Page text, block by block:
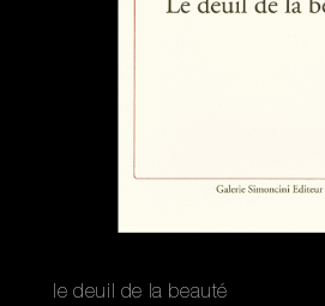
le deuil de la beauté